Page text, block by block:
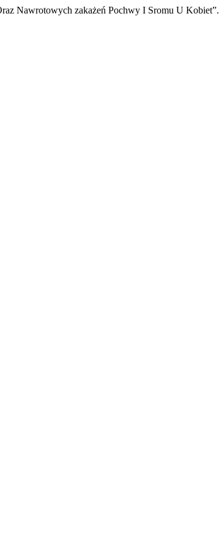
Nawrotowych zakażeń Pochwy I Sromu U Kobiet”.